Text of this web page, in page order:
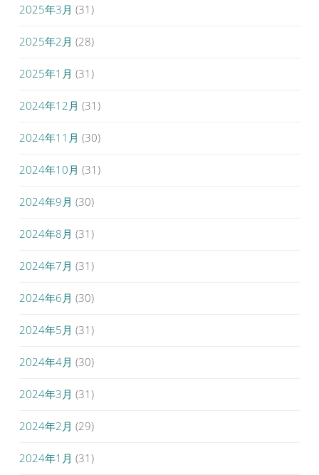
2025年3月 (31)
2025年2月 (28)
2025年1月 (31)
2024年12月 (31)
2024年11月 (30)
2024年10月 (31)
2024年9月 (30)
2024年8月 (31)
2024年7月 (31)
2024年6月 (30)
2024年5月 (31)
2024年4月 (30)
2024年3月 (31)
2024年2月 (29)
2024年1月 (31)